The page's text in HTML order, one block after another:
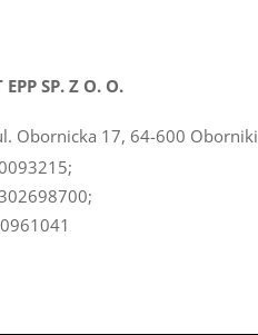
EPP SP. Z O. O.
Obornicka 17, 64-600 Oborniki